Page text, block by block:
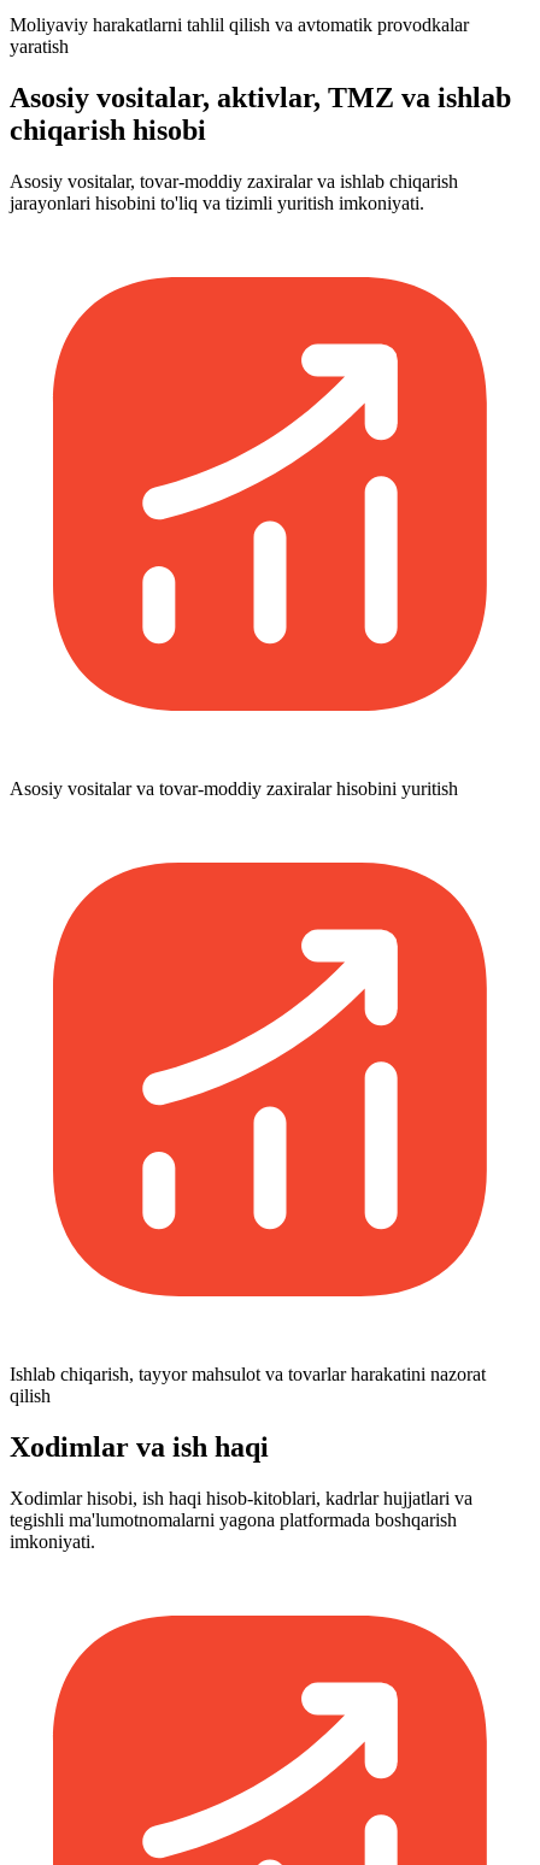
Moliyaviy harakatlarni tahlil qilish va avtomatik provodkalar
yaratish
Asosiy vositalar, aktivlar, TMZ va ishlab
chiqarish hisobi
Asosiy vositalar, tovar-moddiy zaxiralar va ishlab chiqarish
jarayonlari hisobini to'liq va tizimli yuritish imkoniyati.
Asosiy vositalar va tovar-moddiy zaxiralar hisobini yuritish
Ishlab chiqarish, tayyor mahsulot va tovarlar harakatini nazorat
qilish
Xodimlar va ish haqi
Xodimlar hisobi, ish haqi hisob-kitoblari, kadrlar hujjatlari va
tegishli ma'lumotnomalarni yagona platformada boshqarish
imkoniyati.